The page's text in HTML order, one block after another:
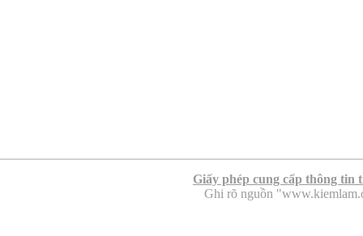
Giấy phép cung cấp thông tin
Ghi rõ nguồn